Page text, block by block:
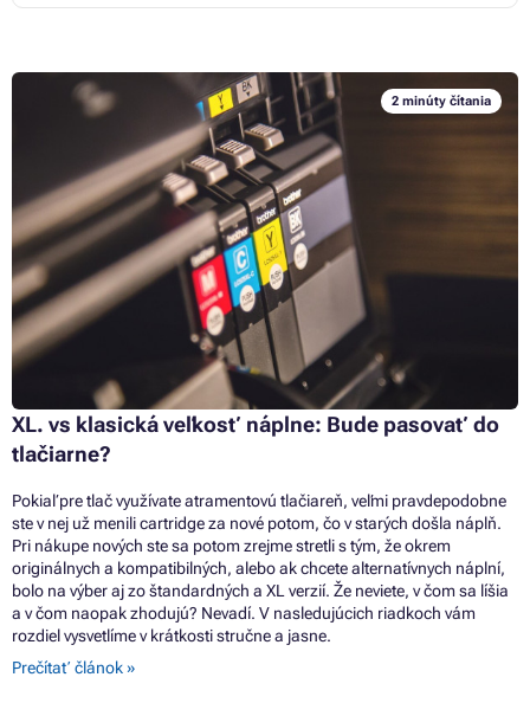
2 minúty čítania
XL. vs klasická veľkosť náplne: Bude pasovať do
tlačiarne?
Pokiaľ pre tlač využívate atramentovú tlačiareň, veľmi pravdepodobne
ste v nej už menili cartridge za nové potom, čo v starých došla náplň.
Pri nákupe nových ste sa potom zrejme stretli s tým, že okrem
originálnych a kompatibilných, alebo ak chcete alternatívnych náplní,
bolo na výber aj zo štandardných a XL verzií. Že neviete, v čom sa líšia
a v čom naopak zhodujú? Nevadí. V nasledujúcich riadkoch vám
rozdiel vysvetlíme v krátkosti stručne a jasne.
Prečítať článok »